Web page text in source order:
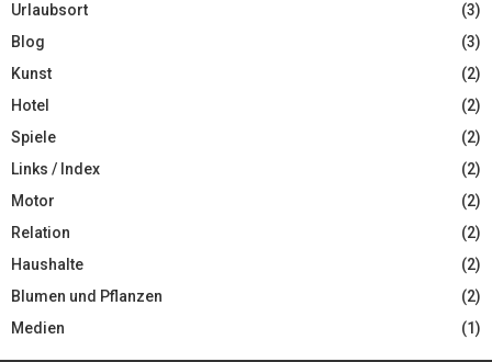
Urlaubsort
(3)
Blog
(3)
Kunst
(2)
Hotel
(2)
Spiele
(2)
Links / Index
(2)
Motor
(2)
Relation
(2)
Haushalte
(2)
Blumen und Pflanzen
(2)
Medien
(1)